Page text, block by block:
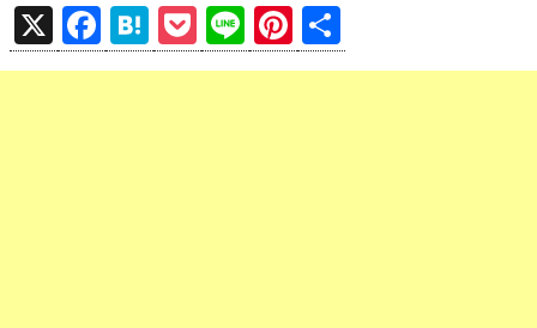
X
F
a
H
at
P
o
Li
n
Pi
nt 有